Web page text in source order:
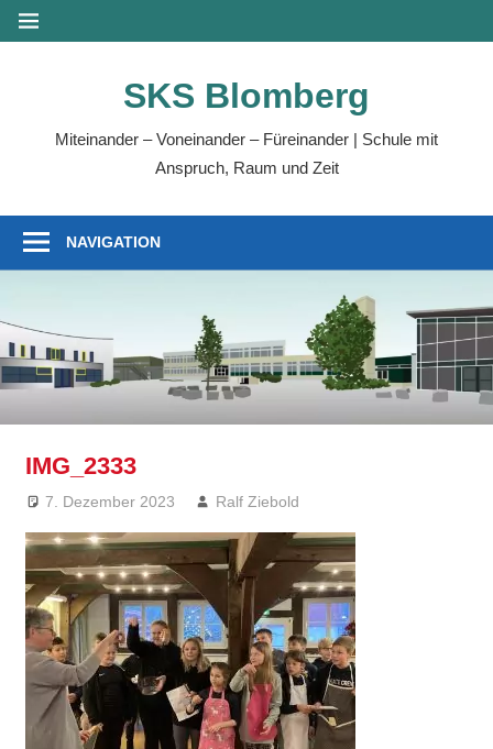
Zum
Inhalt
MENÜ
SKS Blomberg
Miteinander – Voneinander – Füreinander | Schule mit
Anspruch, Raum und Zeit
NAVIGATION
IMG_2333
7. Dezember 2023 Ralf Ziebold